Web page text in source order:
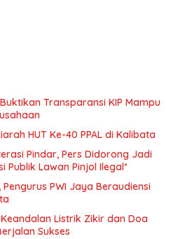
Transparansi KIP Mampu
HUT Ke-40 PPAL di Kalibata
Pindar, Pers Didorong Jadi
Publik Lawan Pinjol Ilegal*
PWI Jaya Beraudiensi
Listrik Zikir dan Doa
Sukses